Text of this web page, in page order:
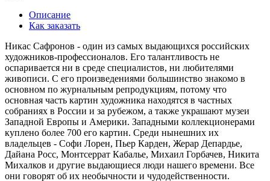
Описание
Как заказать
Никас Сафронов - один из самых выдающихся российских
художников-профессионалов. Его талантливость не
оспаривается ни в среде специалистов, ни любителями
живописи. С его произведениями большинство знакомо в
основном по журнальным репродукциям, потому что
основная часть картин художника находятся в частных
собраниях в России и за рубежом, а также украшают музеи
Западной Европы и Америки. Западными коллекционерами
куплено более 700 его картин. Среди нынешних их
владельцев - Софи Лорен, Пьер Карден, Жерар Депардье,
Дайана Росс, Монтсеррат Кабалье, Михаил Горбачев, Никита
Михалков и другие выдающиеся люди нашего времени. Все
они говорят об их необычности и чудодейственности.